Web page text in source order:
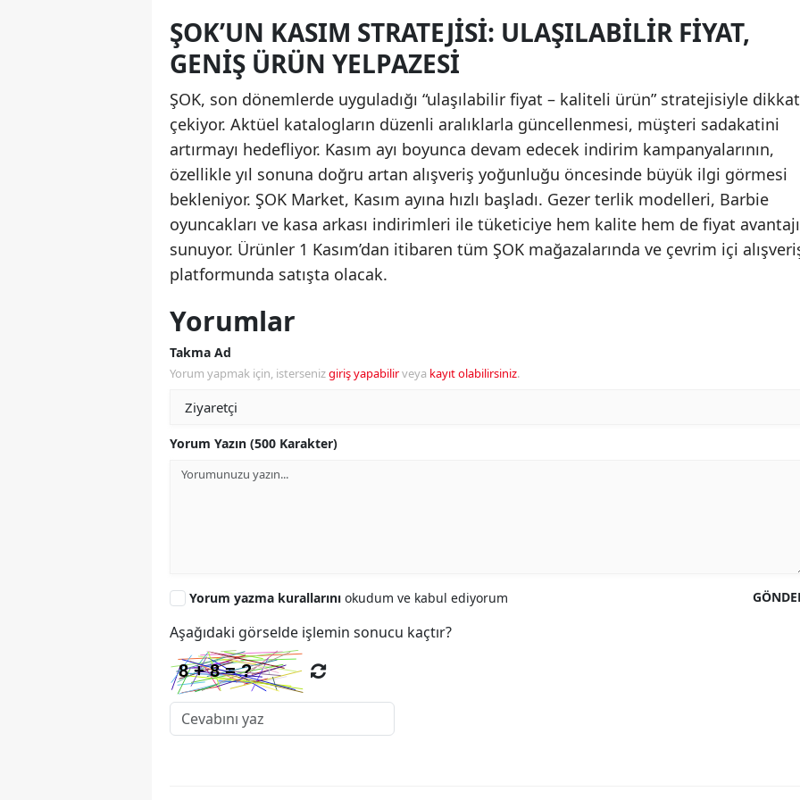
ŞOK’UN KASIM STRATEJISI: ULAŞILABILIR FIYAT,
GENIŞ ÜRÜN YELPAZESI
ŞOK, son dönemlerde uyguladığı “ulaşılabilir fiyat – kaliteli ürün” stratejisiyle dikkat
çekiyor. Aktüel katalogların düzenli aralıklarla güncellenmesi, müşteri sadakatini
artırmayı hedefliyor. Kasım ayı boyunca devam edecek indirim kampanyalarının,
özellikle yıl sonuna doğru artan alışveriş yoğunluğu öncesinde büyük ilgi görmesi
bekleniyor. ŞOK Market, Kasım ayına hızlı başladı. Gezer terlik modelleri, Barbie
oyuncakları ve kasa arkası indirimleri ile tüketiciye hem kalite hem de fiyat avantajı
sunuyor. Ürünler 1 Kasım’dan itibaren tüm ŞOK mağazalarında ve çevrim içi
platformunda satışta olacak.
Yorumlar
Takma Ad
Yorum yapmak için, istersenizgiriş yapabilirveya kayıt olabilirsiniz.
Yorum Yazın (500 Karakter)
Yorum yazma kurallarını okudum ve kabul ediyorum
Aşağıdaki görselde işlemin sonucu kaçtır?